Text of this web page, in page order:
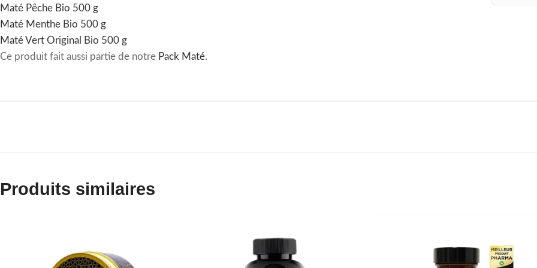
Maté Pêche Bio 500 g
Maté Menthe Bio 500 g
Maté Vert Original Bio 500 g
Ce produit fait aussi partie de notre Pack Maté.
Produits similaires